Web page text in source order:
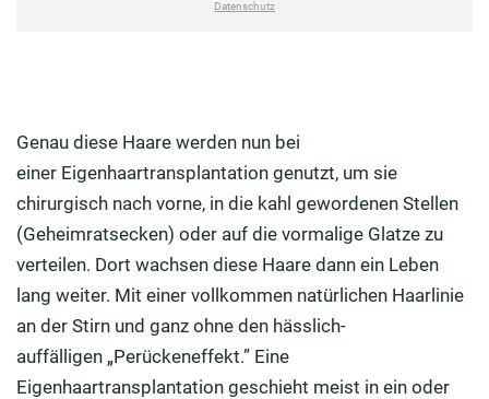
Genau diese Haare werden nun bei
einer Eigenhaartransplantation genutzt, um sie
chirurgisch nach vorne, in die kahl gewordenen Stellen
(Geheimratsecken) oder auf die vormalige Glatze zu
verteilen. Dort wachsen diese Haare dann ein Leben
lang weiter. Mit einer vollkommen natürlichen Haarlinie
an der Stirn und ganz ohne den hässlich-
auffälligen „Perückeneffekt.” Eine
Eigenhaartransplantation geschieht meist in ein oder